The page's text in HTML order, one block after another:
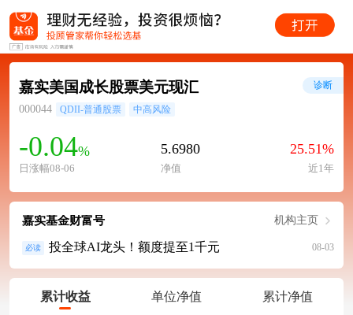
嘉实美国成长股票美元现汇
000044 QDII-普通股票 中高风险
-0.04%
日涨幅08-06
5.6980
净值
25.51%
近1年
诊断
嘉实基金财富号 机构主页
必读 投全球AI龙头！额度提至1千元 08-03
累计收益 单位净值 累计净值